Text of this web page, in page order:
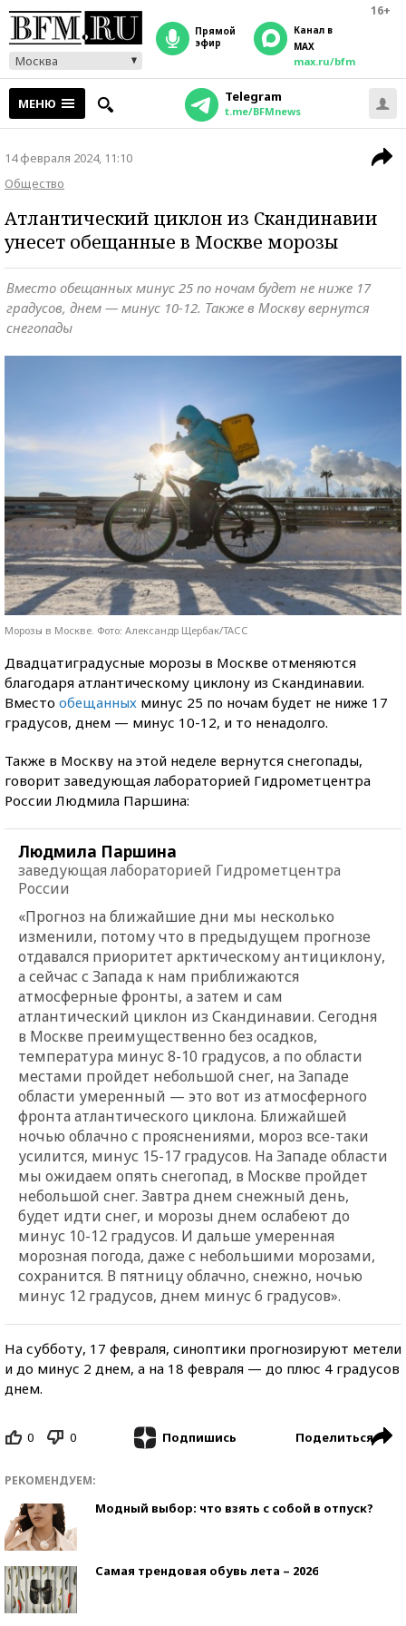
16+
Москва
прямой
эфир
Канал в
MAX
max.ru/bfm
МЕНЮ Telegram
t.me/BFMnews
14 февраля 2024, 11:10
Общество
Атлантический циклон из Скандинавии
унесет обещанные в Москве морозы
Вместо обещанных минус 25 по ночам будет не ниже 17
градусов, днем — минус 10-12. Также в Москву вернутся
снегопады
Морозы в Москве. Фото: Александр Щербак/ТАСС
Двадцатиградусные морозы в Москве отменяются
благодаря атлантическому циклону из Скандинавии.
Вместо обещанных минус 25 по ночам будет не ниже 17
градусов, днем — минус 10-12, и то ненадолго.
Также в Москву на этой неделе вернутся снегопады,
говорит заведующая лабораторией Гидрометцентра
России Людмила Паршина:
Людмила Паршина
заведующая лабораторией Гидрометцентра
России
«Прогноз на ближайшие дни мы несколько
изменили, потому что в предыдущем прогнозе
отдавался приоритет арктическому антициклону,
а сейчас с Запада к нам приближаются
атмосферные фронты, а затем и сам
атлантический циклон из Скандинавии. Сегодня
в Москве преимущественно без осадков,
температура минус 8-10 градусов, а по области
местами пройдет небольшой снег, на Западе
области умеренный — это вот из атмосферного
фронта атлантического циклона. Ближайшей
ночью облачно с прояснениями, мороз все-таки
усилится, минус 15-17 градусов. На Западе области
мы ожидаем опять снегопад, в Москве пройдет
небольшой снег. Завтра днем снежный день,
будет идти снег, и морозы днем ослабеют до
минус 10-12 градусов. И дальше умеренная
морозная погода, даже с небольшими морозами,
сохранится. В пятницу облачно, снежно, ночью
минус 12 градусов, днем минус 6 градусов».
На субботу, 17 февраля, синоптики прогнозируют метели
и до минус 2 днем, а на 18 февраля — до плюс 4 градусов
днем.
0 0 Подпишись Поделиться
РЕКОМЕНДУЕМ:
Модный выбор: что взять с собой в отпуск?
Самая трендовая обувь лета – 2026